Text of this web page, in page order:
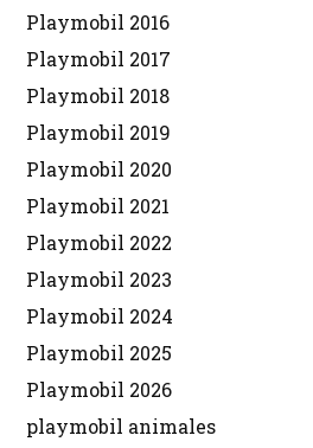
Playmobil 2016
Playmobil 2017
Playmobil 2018
Playmobil 2019
Playmobil 2020
Playmobil 2021
Playmobil 2022
Playmobil 2023
Playmobil 2024
Playmobil 2025
Playmobil 2026
playmobil animales